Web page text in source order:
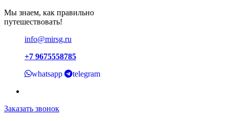
Мы знаем, как правильно
путешествовать!
info@mirsg.ru
+7 9675558785
whatsapp telegram
Заказать звонок